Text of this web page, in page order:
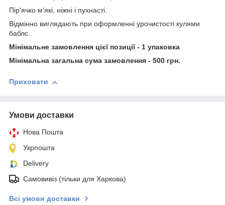
Пір'ячко м'які, ніжні і пухнасті.
Відмінно виглядають при оформленні урочистості кулями
баблс .
Мінімальне замовлення цієї позиції - 1 упаковка
Мінімальна загальна сума замовлення - 500 грн.
Приховати
Умови доставки
Нова Пошта
Укрпошта
Delivery
Самовивіз (тільки для Харкова)
Всі умови доставки